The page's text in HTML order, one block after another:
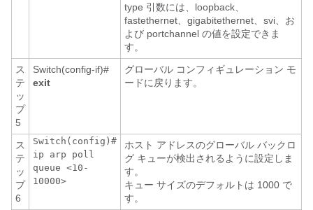
type 引数には、loopback、
fastethernet、gigabitethernet、svi、お
よび portchannel の値を設定できま
す。
ス
テ
ッ
プ
5
Switch(config-if)#
exit
グローバル コンフィギュレーション モ
ードに戻ります。
ス
テ
ッ
プ
6
Switch(config)#
ip arp poll
queue <10-
10000>
ホスト アドレスのグローバル バックロ
グ キューが検出されるように設定しま
す。
キュー サイズのデフォルトは 1000 で
す。